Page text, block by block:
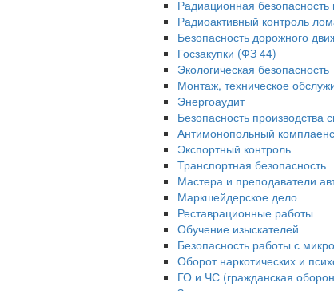
Радиационная
Радиоактивный контроль
Безопасность дорожного
Госзакупки (ФЗ 44)
Экологическая безопасность
Монтаж, техническое
Энергоаудит
Безопасность производства
Антимонопольный комплаенс
Экспортный контроль
Транспортная безопасность
Мастера и преподаватели
Маркшейдерское дело
Реставрационные работы
Обучение изыскателей
Безопасность работы с
Оборот наркотических и
ГО и ЧС (гражданская